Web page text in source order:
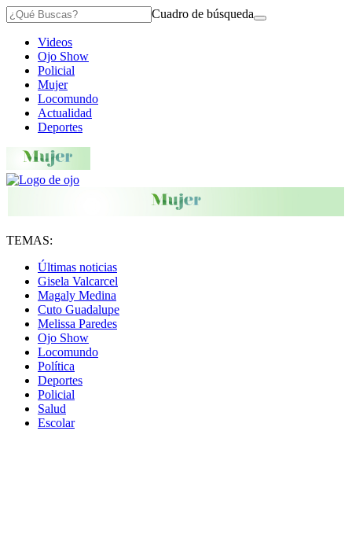
Cuadro de búsqueda
Videos
Ojo Show
Policial
Mujer
Locomundo
Actualidad
Deportes
TEMAS:
Últimas noticias
Gisela Valcarcel
Magaly Medina
Cuto Guadalupe
Melissa Paredes
Ojo Show
Locomundo
Política
Deportes
Policial
Salud
Escolar